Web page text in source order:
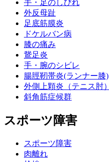
手・足のしびれ
外反母趾
足底筋膜炎
ドケルバン病
膝の痛み
鵞足炎
手・腕のシビレ
腸脛靭帯炎(ランナー膝)
外側上顆炎（テニス肘）
斜角筋症候群
スポーツ障害
スポーツ障害
肉離れ